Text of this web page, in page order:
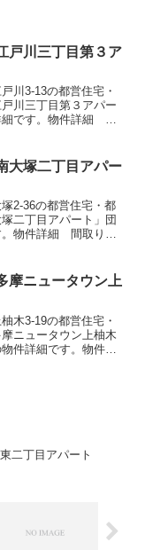
戸川三丁目第３ア
川3-13の都営住宅・
川三丁目第３アパー
細です。物件詳細 間
さ・面積55-61㎡建設年
大塚二丁目アパー
2-36の都営住宅・都
二丁目アパート」団
。物件詳細 間取り・
積37-42㎡建設年度築年
摩ニュータウン上
木3-19の都営住宅・
ニュータウン上柚木
件詳細です。物件詳
二丁目アパート